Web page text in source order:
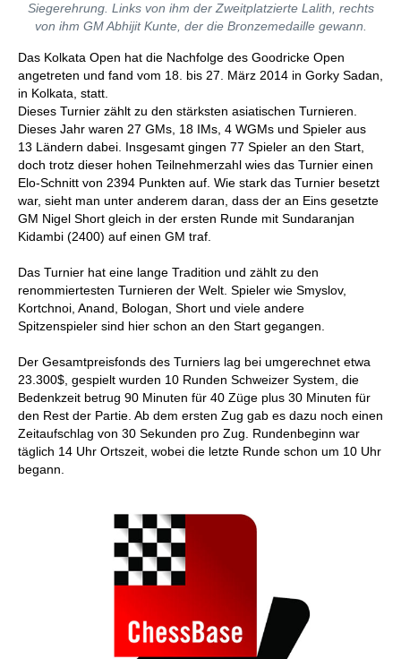
Siegerehrung. Links von ihm der Zweitplatzierte Lalith, rechts
von ihm GM Abhijit Kunte, der die Bronzemedaille gewann.
Das Kolkata Open hat die Nachfolge des Goodricke Open
angetreten und fand vom 18. bis 27. März 2014 in Gorky Sadan,
in Kolkata, statt.
Dieses Turnier zählt zu den stärksten asiatischen Turnieren.
Dieses Jahr waren 27 GMs, 18 IMs, 4 WGMs und Spieler aus
13 Ländern dabei. Insgesamt gingen 77 Spieler an den Start,
doch trotz dieser hohen Teilnehmerzahl wies das Turnier einen
Elo-Schnitt von 2394 Punkten auf. Wie stark das Turnier besetzt
war, sieht man unter anderem daran, dass der an Eins gesetzte
GM Nigel Short gleich in der ersten Runde mit Sundaranjan
Kidambi (2400) auf einen GM traf.
Das Turnier hat eine lange Tradition und zählt zu den
renommiertesten Turnieren der Welt. Spieler wie Smyslov,
Kortchnoi, Anand, Bologan, Short und viele andere
Spitzenspieler sind hier schon an den Start gegangen.
Der Gesamtpreisfonds des Turniers lag bei umgerechnet etwa
23.300$, gespielt wurden 10 Runden Schweizer System, die
Bedenkzeit betrug 90 Minuten für 40 Züge plus 30 Minuten für
den Rest der Partie. Ab dem ersten Zug gab es dazu noch einen
Zeitaufschlag von 30 Sekunden pro Zug. Rundenbeginn war
täglich 14 Uhr Ortszeit, wobei die letzte Runde schon um 10 Uhr
begann.